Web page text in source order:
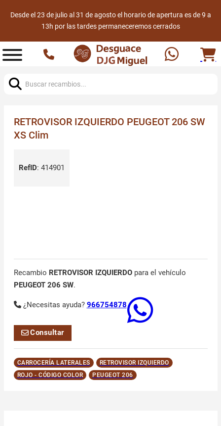
Desde el 23 de julio al 31 de agosto el horario de apertura es de 9 a
13h por las tardes permaneceremos cerrados
RETROVISOR IZQUIERDO PEUGEOT 206 SW
XS Clim
RefID: 414901
Recambio RETROVISOR IZQUIERDOpara el vehículo
PEUGEOT 206 SW.
¿Necesitas ayuda? 966754878
Consultar
CARROCERÍA LATERALES
RETROVISOR IZQUIERDO
ROJO - CÓDIGO COLOR
PEUGEOT 206